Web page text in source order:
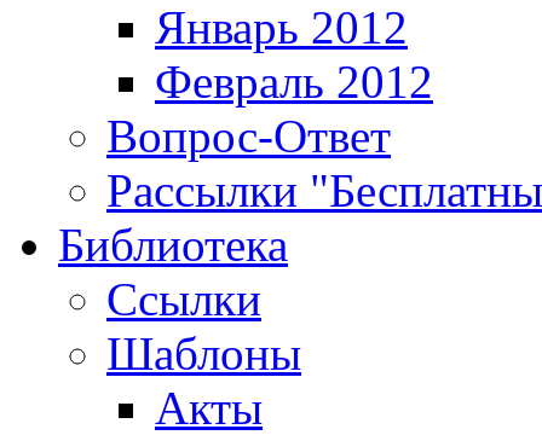
Январь 2012
Февраль 2012
Вопрос-Ответ
Рассылки
Библиотека
Ссылки
Шаблоны
Акты